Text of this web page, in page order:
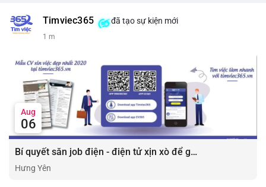
Timviec365 đã tạo sự kiện mới
1 m
Aug
06
Bí quyết săn job điện - điện tử xịn xò để gia tăng thu nhập ⚡
Hưng Yên